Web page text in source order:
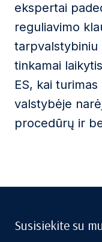
ekspertai
reguliavimo
tarpvalstybiniu
tinkamai
ES, kai
valstybėje
procedūrų ir
Susisiekite su